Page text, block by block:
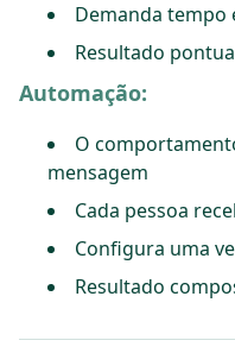
Demanda tempo
Resultado
Automação:
O
mensagem
Cada pessoa
Configura uma
Resultado